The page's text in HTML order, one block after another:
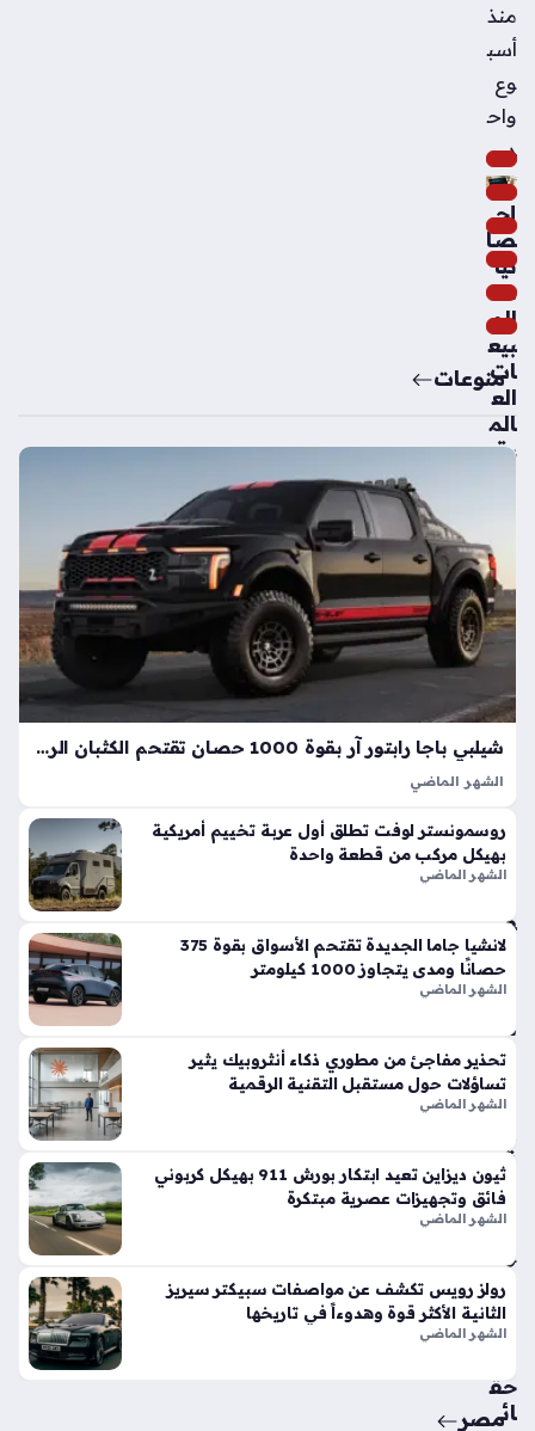
منذ
أسب
وع
واح
د
إح
صا
ئيا
ت
الم
بيع
ات
الع
الم
ية
سي
ارة
الك
ة
الأك
اعت
دي
ة
فو
قاً
في
الأ
س
وا
ق
الح
ة
منذ
أسب
وع
واح
حق
ائ
منوعات
شيلبي باجا رابتور آر بقوة 1000 حصان تقتحم الكثبان الرملية بأداء خارق
الشهر الماضي
المفرطة التي تكسر حواجز الأداء التقليدية في شاحنات البيك أب، إذ
ارتقت بهذه الفئة إلى مستويات غير مسبوقة بفضل تعديلات…
روسمونستر لوفت تطلق أول عربة تخييم أمريكية
بهيكل مركب من قطعة واحدة
الشهر الماضي
لانشيا جاما الجديدة تقتحم الأسواق بقوة 375
حصانًا ومدى يتجاوز 1000 كيلومتر
الشهر الماضي
تحذير مفاجئ من مطوري ذكاء أنثروبيك يثير
تساؤلات حول مستقبل التقنية الرقمية
الشهر الماضي
ثيون ديزاين تعيد ابتكار بورش 911 بهيكل كربوني
فائق وتجهيزات عصرية مبتكرة
الشهر الماضي
رولز رويس تكشف عن مواصفات سبيكتر سيريز
الثانية الأكثر قوة وهدوءاً في تاريخها
الشهر الماضي
مصر